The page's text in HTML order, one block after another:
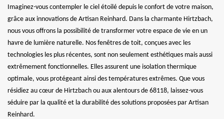
Imaginez-vous contempler le ciel étoilé depuis le confort de votre maison,
grâce aux innovations de Artisan Reinhard. Dans la charmante Hirtzbach,
nous vous offrons la possibilité de transformer votre espace de vie en un
havre de lumière naturelle. Nos fenêtres de toit, conçues avec les
technologies les plus récentes, sont non seulement esthétiques mais aussi
extrêmement fonctionnelles. Elles assurent une isolation thermique
optimale, vous protégeant ainsi des températures extrêmes. Que vous
résidiez au cœur de Hirtzbach ou aux alentours de 68118, laissez-vous
séduire par la qualité et la durabilité des solutions proposées par Artisan
Reinhard.